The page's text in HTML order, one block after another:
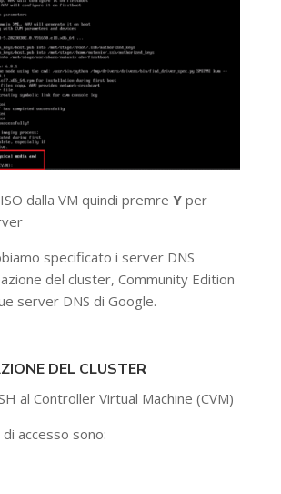
dalla VM quindi premre Yper
specificato i server DNS
del cluster, Community Edition
server DNS di Google.
DEL CLUSTER
al Controller Virtual Machine (CVM)
accesso sono: